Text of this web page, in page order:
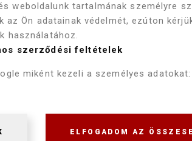
WZ00083
Szállítás 2-3 munkanap
154 900 Ft
weboldalunk tartalmának személyre
az Ön adatainak védelmét, ezúton
használatához.
szerződési feltételek
miként kezeli a személyes adatokat:
ELFOGADOM AZ